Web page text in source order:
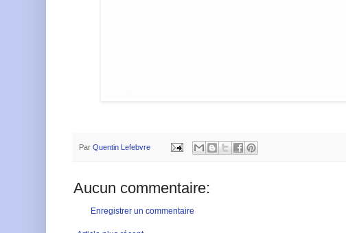
Par Quentin Lefebvre
Aucun commentaire:
Enregistrer un commentaire